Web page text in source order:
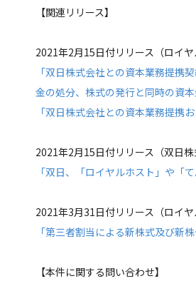
【関連リリース】
2021年2月15日付リリース（ロイヤ
「双日株式会社との資本業務提携
金の処分、株式の発行と同時の資
「双日株式会社との資本業務提携
2021年2月15日付リリース（双日株
「双日、「ロイヤルホスト」や「
2021年3月31日付リリース（ロイヤ
「第三者割当による新株式及び新
【本件に関する問い合わせ】